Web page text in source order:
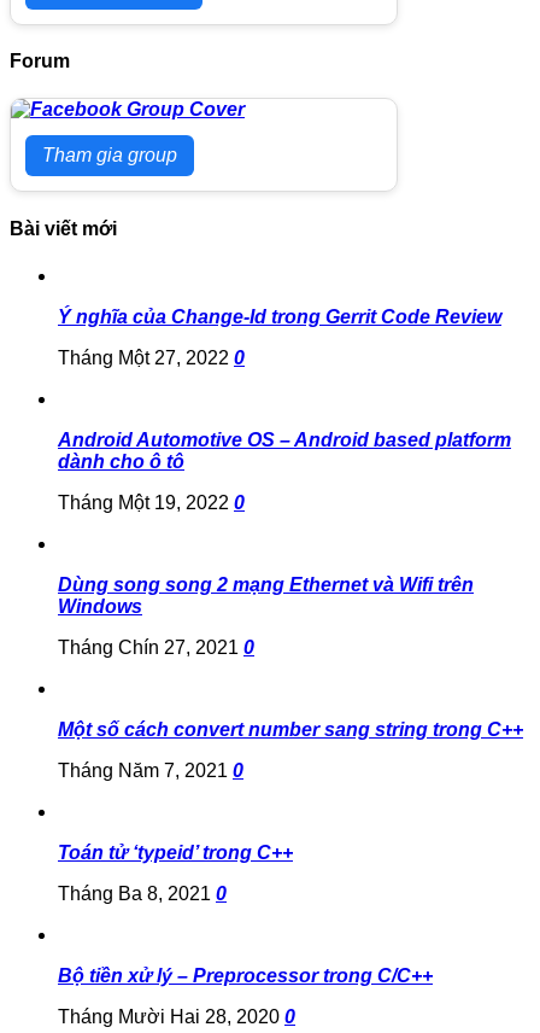
Forum
Tham gia group
Bài viết mới
Ý nghĩa của Change-Id trong Gerrit Code Review
Tháng Một 27, 2022 0
Android Automotive OS – Android based platform
dành cho ô tô
Tháng Một 19, 2022 0
Dùng song song 2 mạng Ethernet và Wifi trên
Windows
Tháng Chín 27, 2021 0
Một số cách convert number sang string trong C++
Tháng Năm 7, 2021 0
Toán tử ‘typeid’ trong C++
Tháng Ba 8, 2021 0
Bộ tiền xử lý – Preprocessor trong C/C++
Tháng Mười Hai 28, 2020 0